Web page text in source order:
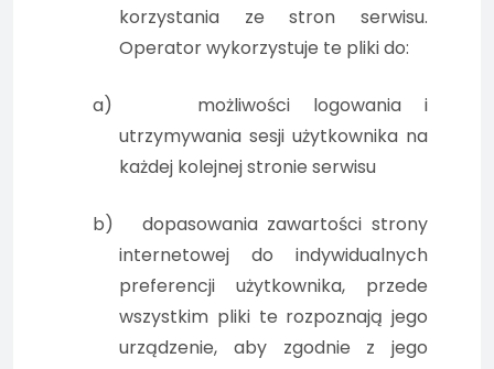
korzystania ze stron serwisu.
Operator wykorzystuje te pliki do:
a)
możliwości logowania i
utrzymywania sesji użytkownika na
każdej kolejnej stronie serwisu
b)
dopasowania zawartości strony
internetowej do indywidualnych
preferencji użytkownika, przede
wszystkim pliki te rozpoznają jego
urządzenie, aby zgodnie z jego